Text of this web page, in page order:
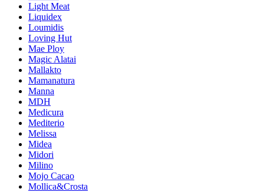
Light Meat
Liquidex
Loumidis
Loving Hut
Mae Ploy
Magic Alatai
Mallakto
Mamanatura
Manna
MDH
Medicura
Mediterio
Melissa
Midea
Midori
Milino
Mojo Cacao
Mollica&Crosta